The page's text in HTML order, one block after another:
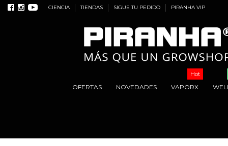
CIENCIA TIENDAS SIGUE TU PEDIDO PIRANHA VIP
OFERTAS NOVEDADES VAPORX
Hot